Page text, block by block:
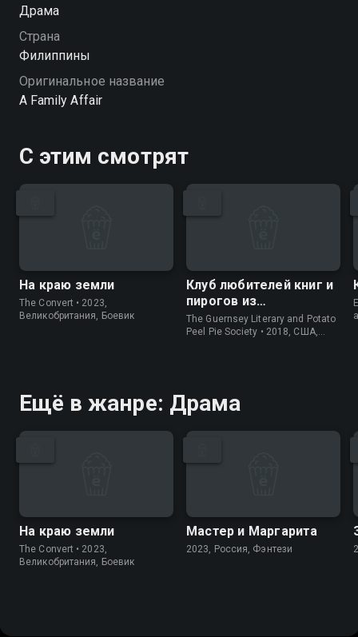
Драма
Страна
Филиппины
Оригинальное название
A Family Affair
С этим смотрят
На краю земли
The Convert • 2023,
Великобритания, Боевик
Клуб любителей книг и
пирогов из
картофельных
очистков
The Guernsey Literary and Potato
Peel Pie Society • 2018, США,
Ещё в жанре: Драма
На краю земли
The Convert • 2023,
Великобритания, Боевик
Мастер и Маргарита
2023, Россия, Фэнтези